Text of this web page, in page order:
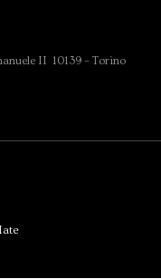
II 10139 – Torino